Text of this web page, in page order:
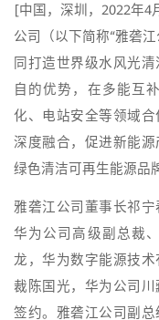
[中国，深圳，2022年4
公司（以下简称“雅砻
同打造世界级水风光
自的优势，在多能互
化、电站安全等领域
深度融合，促进新能
绿色清洁可再生能源品
雅砻江公司董事长祁宁
华为公司高级副总裁
龙，华为数字能源技
裁陈国光，华为公司
签约。雅砻江公司副